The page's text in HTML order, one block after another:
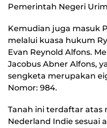
Pemerintah Negeri
Kemudian juga masuk
melalui kuasa hukum
Evan Reynold Alfons.
Jacobus Abner Alfons,
sengketa merupakan
Nomor: 984.
Tanah ini terdaftar atas
Nederland Indie sesuai